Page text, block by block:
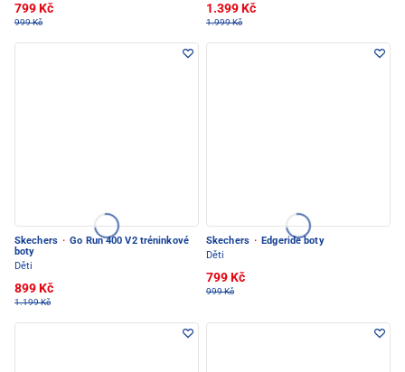
799 Kč
999 Kč
1.399 Kč
1.999 Kč
Skechers · Go Run 400 V2 tréninkové
boty
Děti
899 Kč
1.199 Kč
Skechers · Edgeride boty
Děti
799 Kč
999 Kč